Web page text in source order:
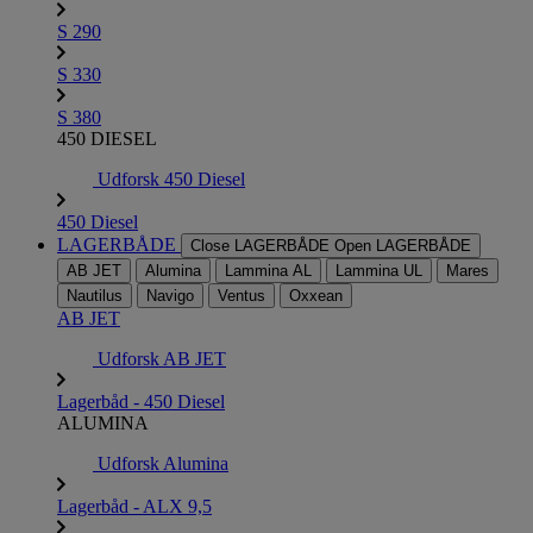
S 290
S 330
S 380
450 DIESEL
Udforsk 450 Diesel
450 Diesel
LAGERBÅDE
Close LAGERBÅDE Open LAGERBÅDE
AB JET
Alumina Lammina AL Lammina UL
Mares
Nautilus
Navigo Ventus Oxxean
AB JET
Udforsk AB JET
Lagerbåd - 450 Diesel
ALUMINA
Udforsk Alumina
Lagerbåd - ALX 9,5